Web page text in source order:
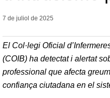
7 de juliol de 2025
El Col·legi Oficial
(COIB) ha detectat i alertat
professional que afecta
confiança ciutadana en el